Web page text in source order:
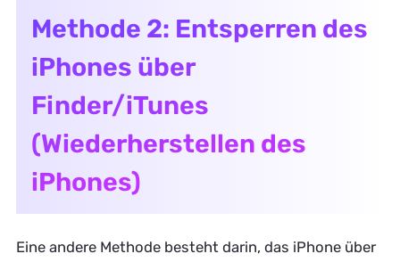
Methode 2: Entsperren des
iPhones über
Finder/iTunes
(Wiederherstellen des
iPhones)
Eine andere Methode besteht darin, das iPhone über